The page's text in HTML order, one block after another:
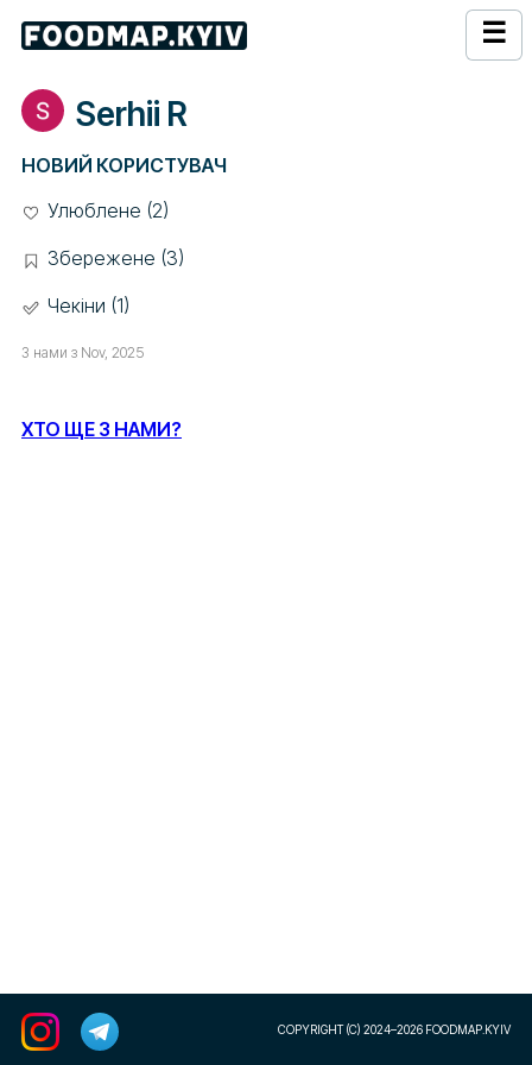
☰
Serhii R
НОВИЙ КОРИСТУВАЧ
Улюблене (2)
Збережене (3)
Чекіни (1)
З нами з Nov, 2025
ХТО ЩЕ З НАМИ?
COPYRIGHT (C) 2024–2026 FOODMAP.KYIV